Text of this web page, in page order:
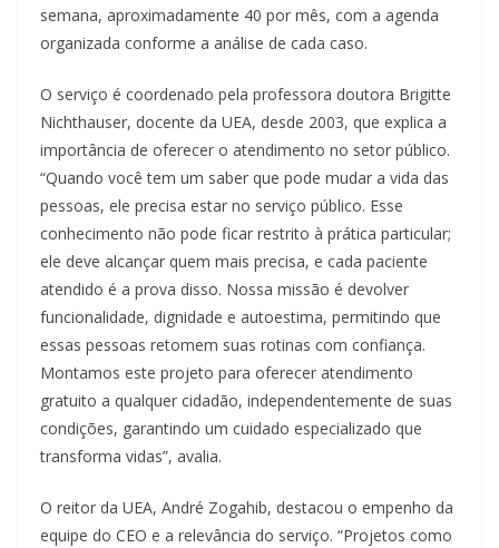
semana, aproximadamente 40 por mês, com a agenda
organizada conforme a análise de cada caso.
O serviço é coordenado pela professora doutora Brigitte
Nichthauser, docente da UEA, desde 2003, que explica a
importância de oferecer o atendimento no setor público.
“Quando você tem um saber que pode mudar a vida das
pessoas, ele precisa estar no serviço público. Esse
conhecimento não pode ficar restrito à prática particular;
ele deve alcançar quem mais precisa, e cada paciente
atendido é a prova disso. Nossa missão é devolver
funcionalidade, dignidade e autoestima, permitindo que
essas pessoas retomem suas rotinas com confiança.
Montamos este projeto para oferecer atendimento
gratuito a qualquer cidadão, independentemente de suas
condições, garantindo um cuidado especializado que
transforma vidas”, avalia.
O reitor da UEA, André Zogahib, destacou o empenho da
equipe do CEO e a relevância do serviço. “Projetos como